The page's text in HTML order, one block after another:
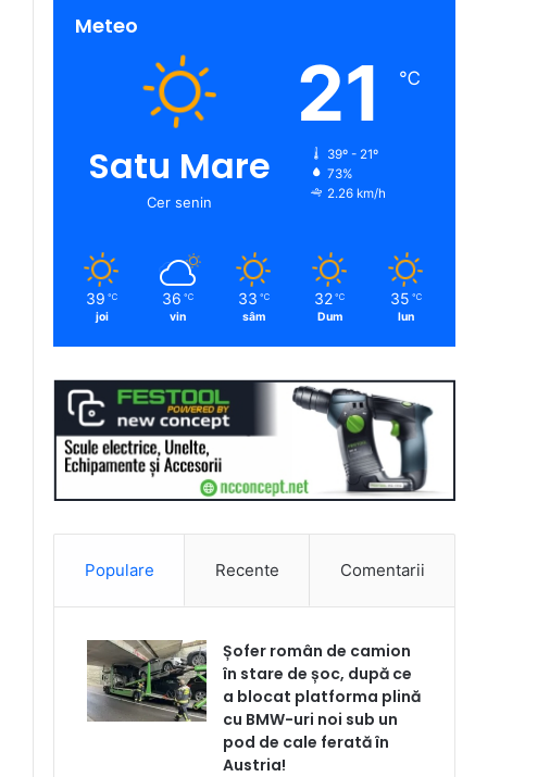
Meteo
Satu Mare
Cer senin
21 ℃
39º - 21º
73%
2.26 km/h
39 ℃
joi
36 ℃
vin
33 ℃
sâm
32 ℃
Dum
35 ℃
lun
Populare Recente Comentarii
Șofer român de camion
în stare de șoc, după ce
a blocat platforma plină
cu BMW-uri noi sub un
pod de cale ferată în
Austria!